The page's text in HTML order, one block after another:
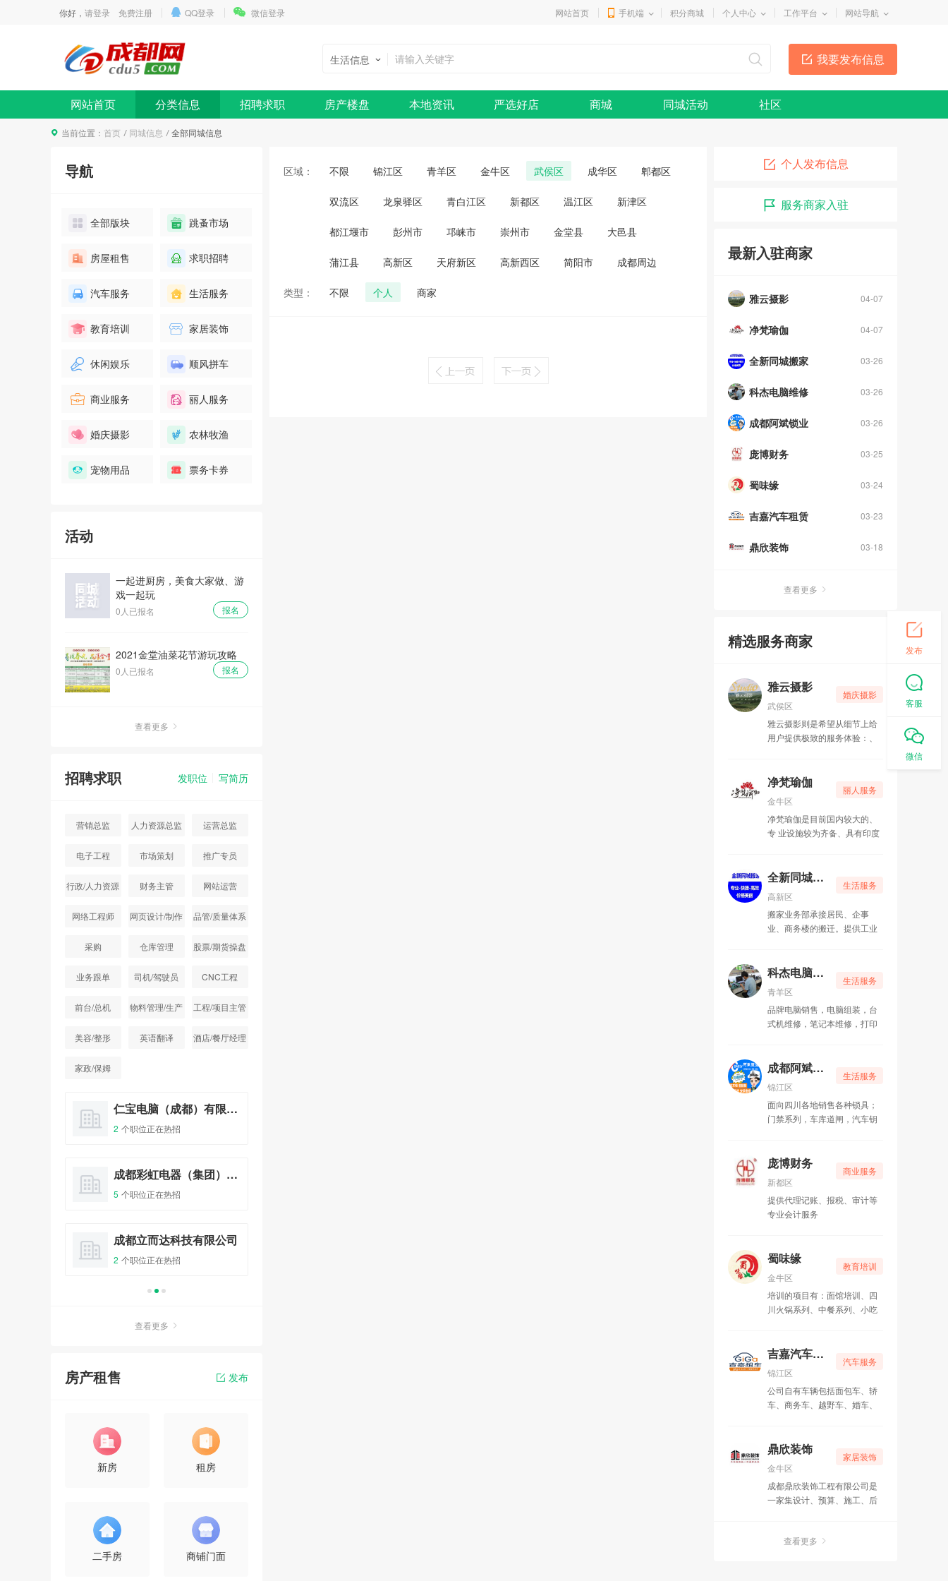
你好， 请登录 免费注册 QQ登录 微信登录 网站首页 手机端 积分商城 个人中心 工作平台 网站导航
我要发布信息
生活信息
网站首页 分类信息 招聘求职 房产楼盘 本地资讯 严选好店 商城 同城活动 社区
当前位置： 首页 同城信息 全部同城信息
导航
全部版块 跳蚤市场
房屋租售 求职招聘
汽车服务 生活服务
教育培训 家居装饰
休闲娱乐 顺风拼车
商业服务 丽人服务
婚庆摄影 农林牧渔
宠物用品 票务卡券
活动
一起进厨房，美食大家做、游
戏一起玩
报名
0人已报名
2021金堂油菜花节游玩攻略
报名
0人已报名
查看更多
发职位 写简历
招聘求职
营销总监 人力资源总监 运营总监
电子工程 市场策划 推广专员
行政/人力资源
财务主管 网站运营
网络工程师 网页设计/制作 品管/质量体系
采购 仓库管理
股票/期货操盘
业务跟单 司机/驾驶员 CNC工程
前台/总机
物料管理/生产
工程/项目主管
美容/整形 英语翻译 酒店/餐厅经理
家政/保姆
仁宝电脑（成都）有限公司
2 个职位正在热招
成都彩虹电器（集团）股份有限公司
5 个职位正在热招
成都立而达科技有限公司
2 个职位正在热招
查看更多
房产租售 发布
新房 租房
二手房 商铺门面
区域： 不限 锦江区 青羊区 金牛区 武侯区 成华区 郫都区
双流区 龙泉驿区 青白江区 新都区 温江区 新津区
都江堰市 彭州市 邛崃市 崇州市 金堂县 大邑县
蒲江县 高新区 天府新区 高新西区 简阳市 成都周边
类型： 不限 个人 商家
个人发布信息
服务商家入驻
最新入驻商家
04-07
雅云摄影
04-07
净梵瑜伽
03-26
全新同城搬家
03-26
科杰电脑维修
03-26
成都阿斌锁业
03-25
庞博财务
03-24
蜀味缘
03-23
吉嘉汽车租赁
03-18
鼎欣装饰
查看更多
精选服务商家
婚庆摄影
雅云摄影
武侯区
雅云摄影则是希望从细节上给
用户提供极致的服务体验：、
的安心包（里面都是免费的一
次性消耗品）、国际一线品牌
化妆品等等，雅云团队都做了
精心的调研挑选与配备。
丽人服务
净梵瑜伽
金牛区
净梵瑜伽是目前国内较大的、
专 业设施较为齐备、具有印度
生活服务
全新同城搬家
高新区
搬家业务部承接居民、企事
业、商务楼的搬迁。提供工业
具、以及管道疏通等配套服
务。 空调业务部承接新风
系统设计、通风管道制作、分
体空调安装、维修、冷库设计
安装电动机、发电机维修、绕
翻新、地板打蜡、灯具清洗、
家电清洁、开荒保洁瓷砖美缝
生活服务
科杰电脑维修
青羊区
品牌电脑销售，电脑组装，台
式机维修，笔记本维修，打印
控上门维修，网络上门维护，
做您身边的IT服务专家 。
生活服务
成都阿斌锁业
锦江区
面向四川各地销售各种锁具；
门禁系列，车库道闸，汽车钥
和销售安装各类锁具及指纹锁
商业服务
庞博财务
新都区
提供代理记账、报税、审计等
专业会计服务
教育培训
蜀味缘
金牛区
培训的项目有：面馆培训、四
川火锅系列、中餐系列、小吃
味特色菜品。
汽车服务
吉嘉汽车租赁
锦江区
公司自有车辆包括面包车、轿
车、商务车、越野车、婚车、
家居装饰
鼎欣装饰
金牛区
成都鼎欣装饰工程有限公司是
一家集设计、预算、施工、后
查看更多
发布
客服
微信